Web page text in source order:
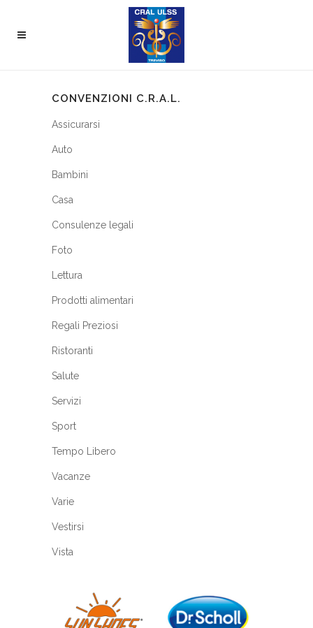
CONVENZIONI C.R.A.L.
Assicurarsi
Auto
Bambini
Casa
Consulenze legali
Foto
Lettura
Prodotti alimentari
Regali Preziosi
Ristoranti
Salute
Servizi
Sport
Tempo Libero
Vacanze
Varie
Vestirsi
Vista